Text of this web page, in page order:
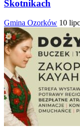
Skotnikach
Gmina Ozorków 10